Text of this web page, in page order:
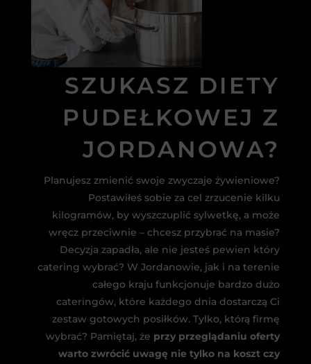
SZUKASZ DIETY
PUDEŁKOWEJ Z
JORDANOWA?
Planujesz zmienić swoje zwyczaje żywieniowe?
Postawiłeś sobie za cel zrzucenie kilku
kilogramów, by wyszczuplić sylwetkę, a może
wręcz przeciwnie – chcesz przybrać na masie?
Decyzja zapadła, ale nie jesteś pewien który
catering wybrać? W Jordanowie, jak i na terenie
całego kraju funkcjonuje bardzo dużo
cateringów, które każdego dnia dostarczą Ci
zestaw gotowych posiłków. Tylko, którą firmę
wybrać? Pamiętaj, że przy przeglądaniu oferty
warto zwrócić uwagę nie tylko na koszt czy